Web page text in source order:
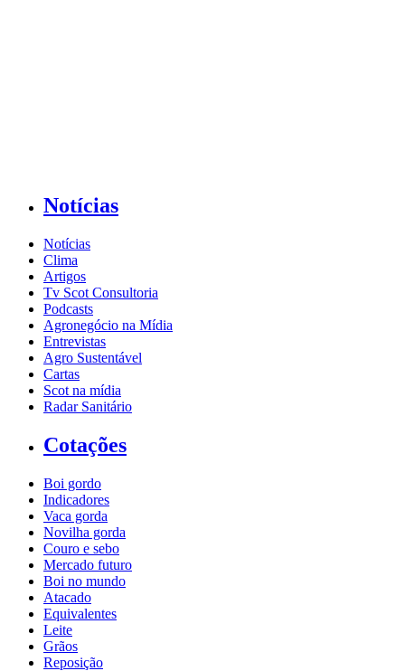
Notícias
Notícias
Clima
Artigos
Tv Scot Consultoria
Podcasts
Agronegócio na Mídia
Entrevistas
Agro Sustentável
Cartas
Scot na mídia
Radar Sanitário
Cotações
Boi gordo
Indicadores
Vaca gorda
Novilha gorda
Couro e sebo
Mercado futuro
Boi no mundo
Atacado
Equivalentes
Leite
Grãos
Reposição